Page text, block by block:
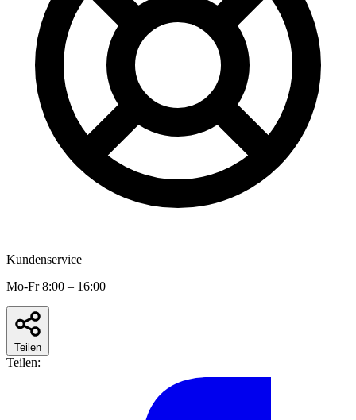
Kundenservice
Mo-Fr 8:00 – 16:00
Teilen
Teilen: